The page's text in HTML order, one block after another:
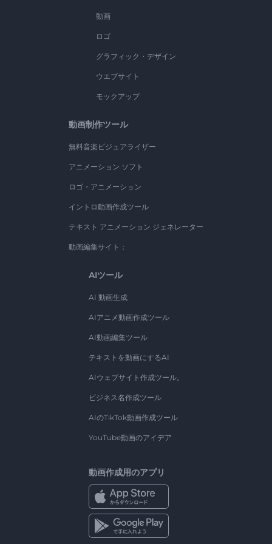
動画
ロゴ
グラフィック・デザイン
ウエブサイト
モックアップ
動画制作ツール
無料音楽ビジュアライザー
アニメーション ソフト
ロゴ・アニメーション
イントロ動画作成ツール
テキスト アニメーション ジェネレーター
動画編集サイト：
AIツール
AI 動画生成
AIアニメ動画作成ツール
AI動画編集ツール
テキストを動画にするAI
AIウェブサイト作成ツール。
ビジネス名作成ツール
AIのTikTok動画作成ツール
YouTube動画のアイデア
動画作成用のアプリ